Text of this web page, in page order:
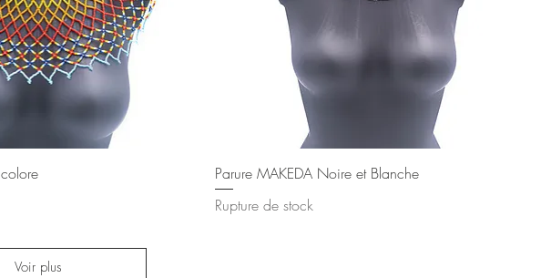
Aperçu rapide Aperçu rapide
Parure MAKEDA Noire et Blanche
Rupture de stock
Voir plus